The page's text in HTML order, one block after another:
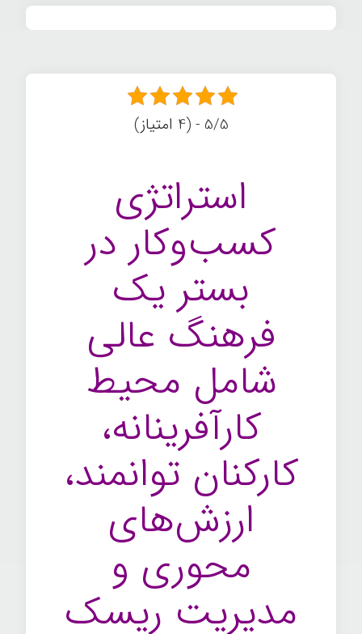
5/5 - (4 امتیاز)
استراتژی
کسب‌وکار در
بستر یک
فرهنگ عالی
شامل محیط
کارآفرینانه،
کارکنان توانمند،
ارزش‌‌های
محوری و
مدیریت ریسک